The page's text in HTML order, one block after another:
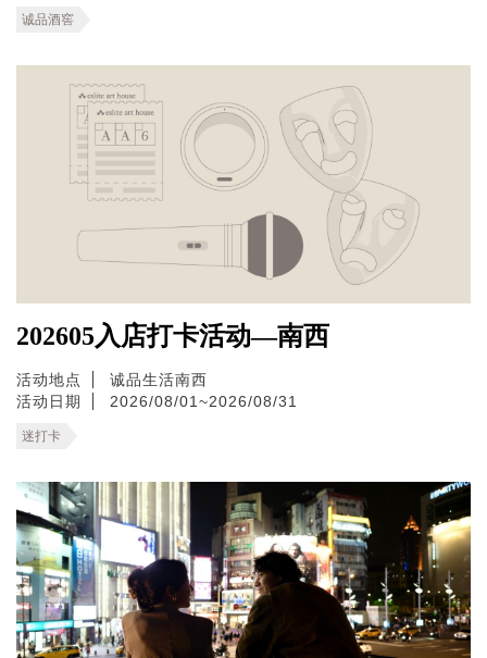
诚品酒窖
202605入店打卡活动—南西
活动地点
诚品生活南西
活动日期
2026/08/01~2026/08/31
迷打卡